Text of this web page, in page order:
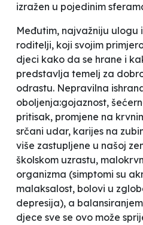
izražen u pojedinim
Međutim, najvažniju ulogu
roditelji, koji svojim
djeci kako da se hrane i
predstavlja temelj za
odrastu. Nepravilna
oboljenja:gojaznost,
pritisak, promjene na
srčani udar, karijes na
više zastupljene u našoj
školskom uzrastu,
organizma (simptomi su
malaksalost, bolovi u
depresija), a
djece sve se ovo može